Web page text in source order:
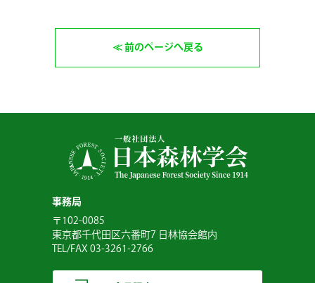
前のページへ戻る
事務局
〒102-0085
東京都千代田区六番町7 日林協会館内
TEL/FAX 03-3261-2766